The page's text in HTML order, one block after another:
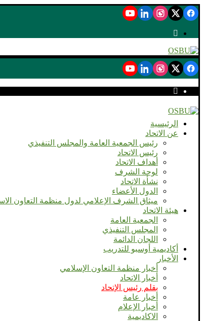
الرئيسية
عن الاتحاد
رئيس الجمعية العامة والمجلس التنفيذي
رئيس الاتحاد
أهداف الاتحاد
لوحة الشرف
نشأة الاتحاد
الدول الأعضاء
ميثاق الشرف الإعلامي لدول منظمة التعاون
هيئة الاتحاد
الجمعية العامة
المجلس التنفيذي
اللجان الدائمة
أكاديمية أوسبو للتدريب
الأخبار
أخبار منظمة التعاون الإسلامي
أخبار الاتحاد
بقلم رئيس الإتحاد
أخبار عامة
أخبار الإعلام
الاكاديمية